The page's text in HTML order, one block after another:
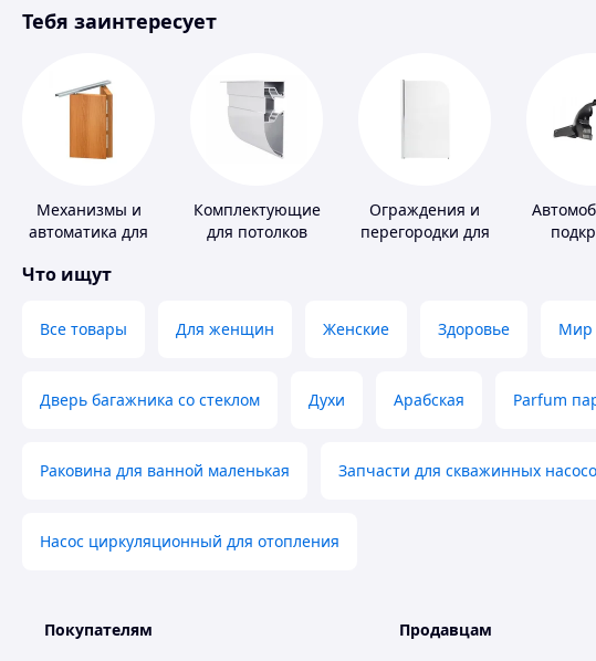
Инструмент
Тебя заинтересует
Механизмы и
автоматика для
Комплектующие
для потолков
Ограждения и
перегородки для
Что ищут
Все товары Для женщин Женские Здоровье Мир
Дверь багажника со стеклом Духи Арабская Parfum
Раковина для ванной маленькая Запчасти для скважинных
Насос циркуляционный для отопления
Покупателям Продавцам